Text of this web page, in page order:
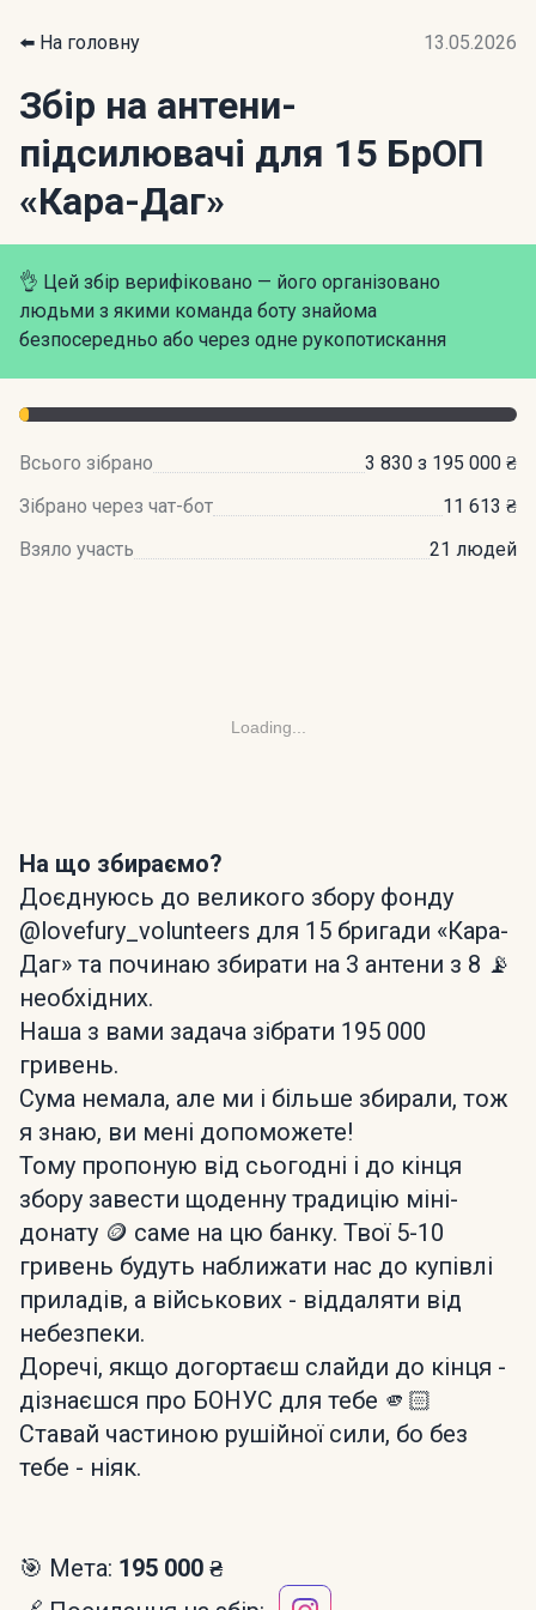
⬅️ На головну 13.05.2026
Збір на антени-
підсилювачі для 15 БрОП
«Кара-Даг»
👌 Цей збір верифіковано — його організовано
людьми з якими команда боту знайома
безпосередньо або через одне рукопотискання
Всього зібрано
3 830 з 195 000 ₴
Зібрано через чат-бот
11 613 ₴
Взяло участь
21 людей
Loading...
На що збираємо?
Доєднуюсь до великого збору фонду
@lovefury_volunteers для 15 бригади «Кара-
Даг» та починаю збирати на 3 антени з 8 📡
необхідних.
Наша з вами задача зібрати 195 000
гривень.
Сума немала, але ми і більше збирали, тож
я знаю, ви мені допоможете!
Тому пропоную від сьогодні і до кінця
збору завести щоденну традицію міні-
донату 🪙 саме на цю банку. Твої 5-10
гривень будуть наближати нас до купівлі
приладів, а військових - віддаляти від
небезпеки.
Доречі, якщо догортаєш слайди до кінця -
дізнаєшся про БОНУС для тебе 🫵🏻
Ставай частиною рушійної сили, бо без
тебе - ніяк.
🎯 Мета: 195 000 ₴